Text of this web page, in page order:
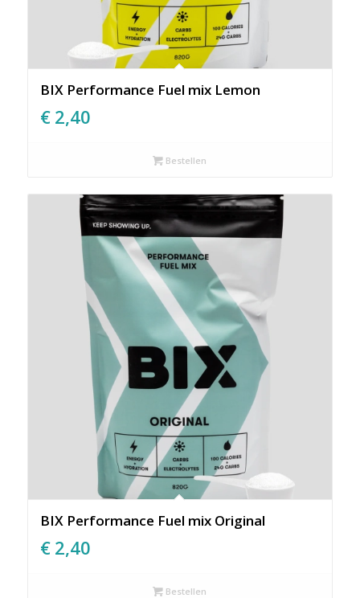
BIX Performance Fuel mix Lemon
€ 2,40
Bestellen
BIX Performance Fuel mix Original
€ 2,40
Bestellen